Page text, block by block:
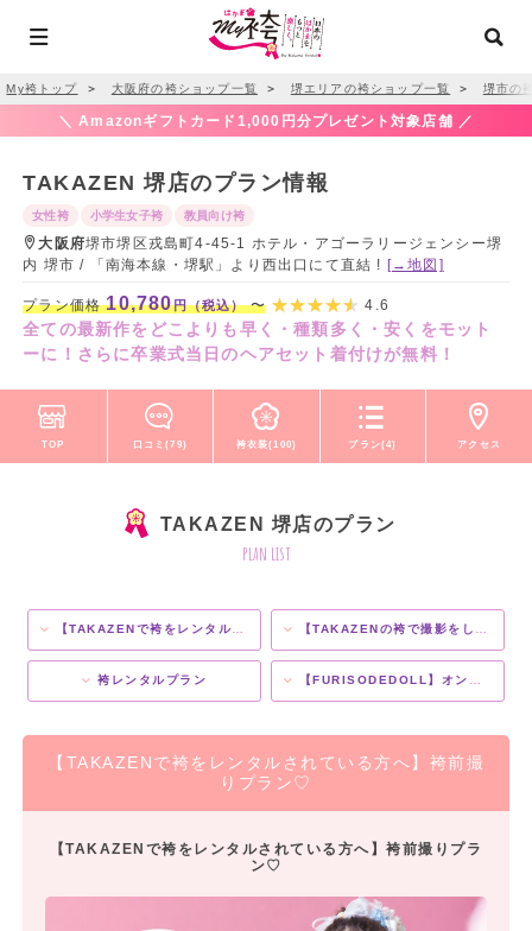
My袴トップ ＞ 大阪府の袴ショップ一覧 ＞ 堺エリアの袴ショップ一覧 ＞ 堺市の
＼ Amazonギフトカード1,000円分プレゼント対象店舗 ／
TAKAZEN 堺店のプラン情報
女性袴 小学生女子袴 教員向け袴
大阪府堺市堺区戎島町4-45-1 ホテル・アゴーラリージェンシー堺
内 堺市 / 「南海本線・堺駅」より西出口にて直結 ! [→地図]
プラン価格10,780円（税込）〜 4.6
全ての最新作をどこよりも早く・種類多く・安くをモット
ーに！さらに卒業式当日のヘアセット着付けが無料！
TOP 口コミ(79) 袴衣装(100) プラン(4) アクセス
TAKAZEN 堺店のプラン
plan list
【TAKAZENで袴をレンタルされている方へ】袴前撮りプラン♡ 【TAKAZENの袴で撮影をしたい方へ】袴前撮りのみプラン♡
袴レンタルプラン 【FURISODEDOLL】オンラインレンタルプラン
【TAKAZENで袴をレンタルされている方へ】袴前撮
りプラン♡
【TAKAZENで袴をレンタルされている方へ】袴前撮りプラ
ン♡